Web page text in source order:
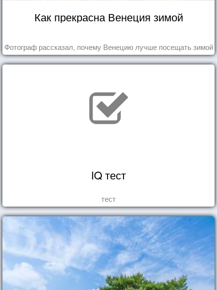
Как прекрасна Венеция зимой
Фотограф рассказал, почему Венецию лучше посещать зимой
IQ тест
тест